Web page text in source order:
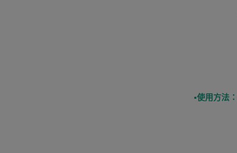
▪︎使用方法：